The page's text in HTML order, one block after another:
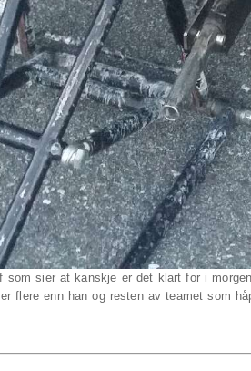
som sier at kanskje er det klart for i
flere enn han og resten av teamet som